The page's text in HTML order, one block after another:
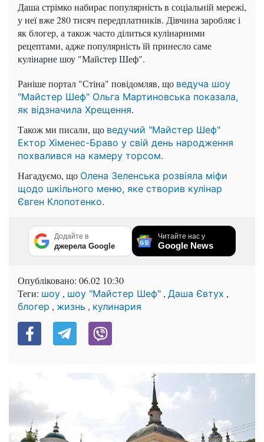
Даша стрімко набирає популярність в соціальній мережі,
у неї вже 280 тисяч передплатників. Дівчина заробляє і
як блогер, а також часто ділиться кулінарними
рецептами, адже популярність їй принесло саме
кулінарне шоу "Майстер Шеф".
Раніше портал "Стіна" повідомляв, що ведуча шоу
"Майстер Шеф" Ольга Мартиновська показала,
як відзначила Хрещення.
Також ми писали, що ведучий "Майстер Шеф"
Ектор Хіменес-Браво у свій день народження
похвалився на камеру торсом.
Нагадуємо, що Олена Зеленська розвіяла міфи
щодо шкільного меню, яке створив кулінар
Євген Клопотенко.
Додайте в
джерела Google
Читайте нас у
Google News
Опубліковано: 06.02 10:30
Теги: шоу , шоу "Майстер Шеф" , Даша Євтух ,
блогер , жизнь , кулинария